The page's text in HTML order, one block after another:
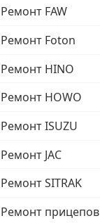
Ремонт FAW
Ремонт Foton
Ремонт HINO
Ремонт HOWO
Ремонт ISUZU
Ремонт JAC
Ремонт SITRAK
Ремонт прицепов